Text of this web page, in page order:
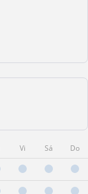
Vi Sá Do